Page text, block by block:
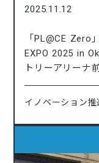
2025.11.12
「PL@CE Zero
EXPO 2025 in
トリーアリーナ
イノベーション推